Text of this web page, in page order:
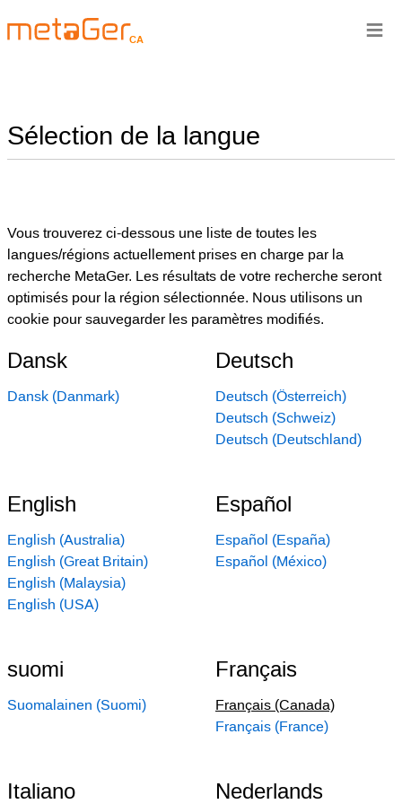
CA
Sélection de la langue
Vous trouverez ci-dessous une liste de toutes les
langues/régions actuellement prises en charge par la
recherche MetaGer. Les résultats de votre recherche seront
optimisés pour la région sélectionnée. Nous utilisons un
cookie pour sauvegarder les paramètres modifiés.
Dansk
Dansk (Danmark)
Deutsch
Deutsch (Österreich)
Deutsch (Schweiz)
Deutsch (Deutschland)
English
English (Australia)
English (Great Britain)
English (Malaysia)
English (USA)
Español
Español (España)
Español (México)
suomi
Suomalainen (Suomi)
Français
Français (Canada)
Français (France)
Italiano Nederlands
≡